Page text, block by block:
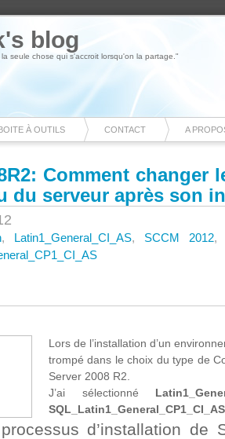
blog
seule chose qui s'accroit lorsqu'on la partage."
À OUTILS CONTACT A
Comment changer
du serveur après son
, Latin1_General_CI_AS, SCCM 2012
Lors de l’installation d’un
trompé dans le choix du type de
Server 2008 R2.
J’ai sélectionné
SQL_Latin1_General_CP1_CI_AS
d’installation de